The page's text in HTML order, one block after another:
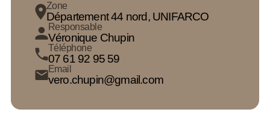
Zone
Département 44 nord, UNIFARCO
Responsable
Véronique Chupin
Téléphone
07 61 92 95 59
Email
vero.chupin@gmail.com